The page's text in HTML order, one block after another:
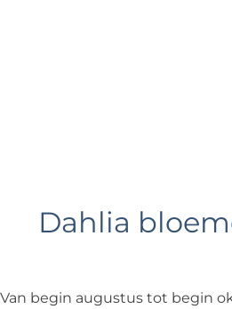
Dahlia
Van begin augustus tot begin